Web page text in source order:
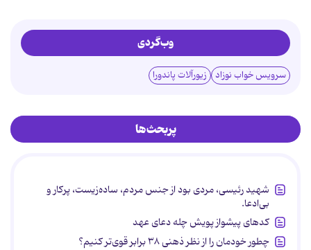
وب‌گردی
سرویس خواب نوزاد زیورآلات پاندورا
پربحث‌ها
شهید رئیسی، مردی بود از جنس مردم، ساده‌زیست، پرکار و
بی‌ادعا.
کدهای پیشواز پویش چله دعای عهد
چطور خودمان را از نظر ذهنی ۳۸ برابر قوی‌تر کنیم؟